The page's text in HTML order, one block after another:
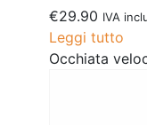
€29.90 IVA
Leggi tutto
Occhiata